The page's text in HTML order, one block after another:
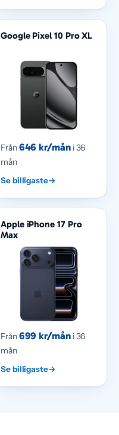
Google Pixel 10 Pro XL
Från646 kr/måni 36
mån
Se billigaste→
Apple iPhone 17 Pro
Max
Från699 kr/måni 36
mån
Se billigaste→